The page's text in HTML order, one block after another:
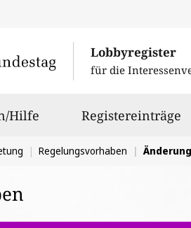
Lobbyregister
für die
Hilfe Registereinträge
Regelungsvorhaben